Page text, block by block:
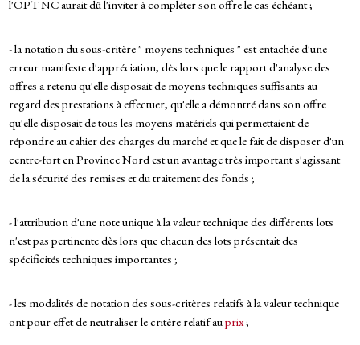
l'OPT NC aurait dû l'inviter à compléter son offre le cas échéant ;
- la notation du sous-critère " moyens techniques " est entachée d'une
erreur manifeste d'appréciation, dès lors que le rapport d'analyse des
offres a retenu qu'elle disposait de moyens techniques suffisants au
regard des prestations à effectuer, qu'elle a démontré dans son offre
qu'elle disposait de tous les moyens matériels qui permettaient de
répondre au cahier des charges du marché et que le fait de disposer d'un
centre-fort en Province Nord est un avantage très important s'agissant
de la sécurité des remises et du traitement des fonds ;
- l'attribution d'une note unique à la valeur technique des différents lots
n'est pas pertinente dès lors que chacun des lots présentait des
spécificités techniques importantes ;
- les modalités de notation des sous-critères relatifs à la valeur technique
ont pour effet de neutraliser le critère relatif auprix;